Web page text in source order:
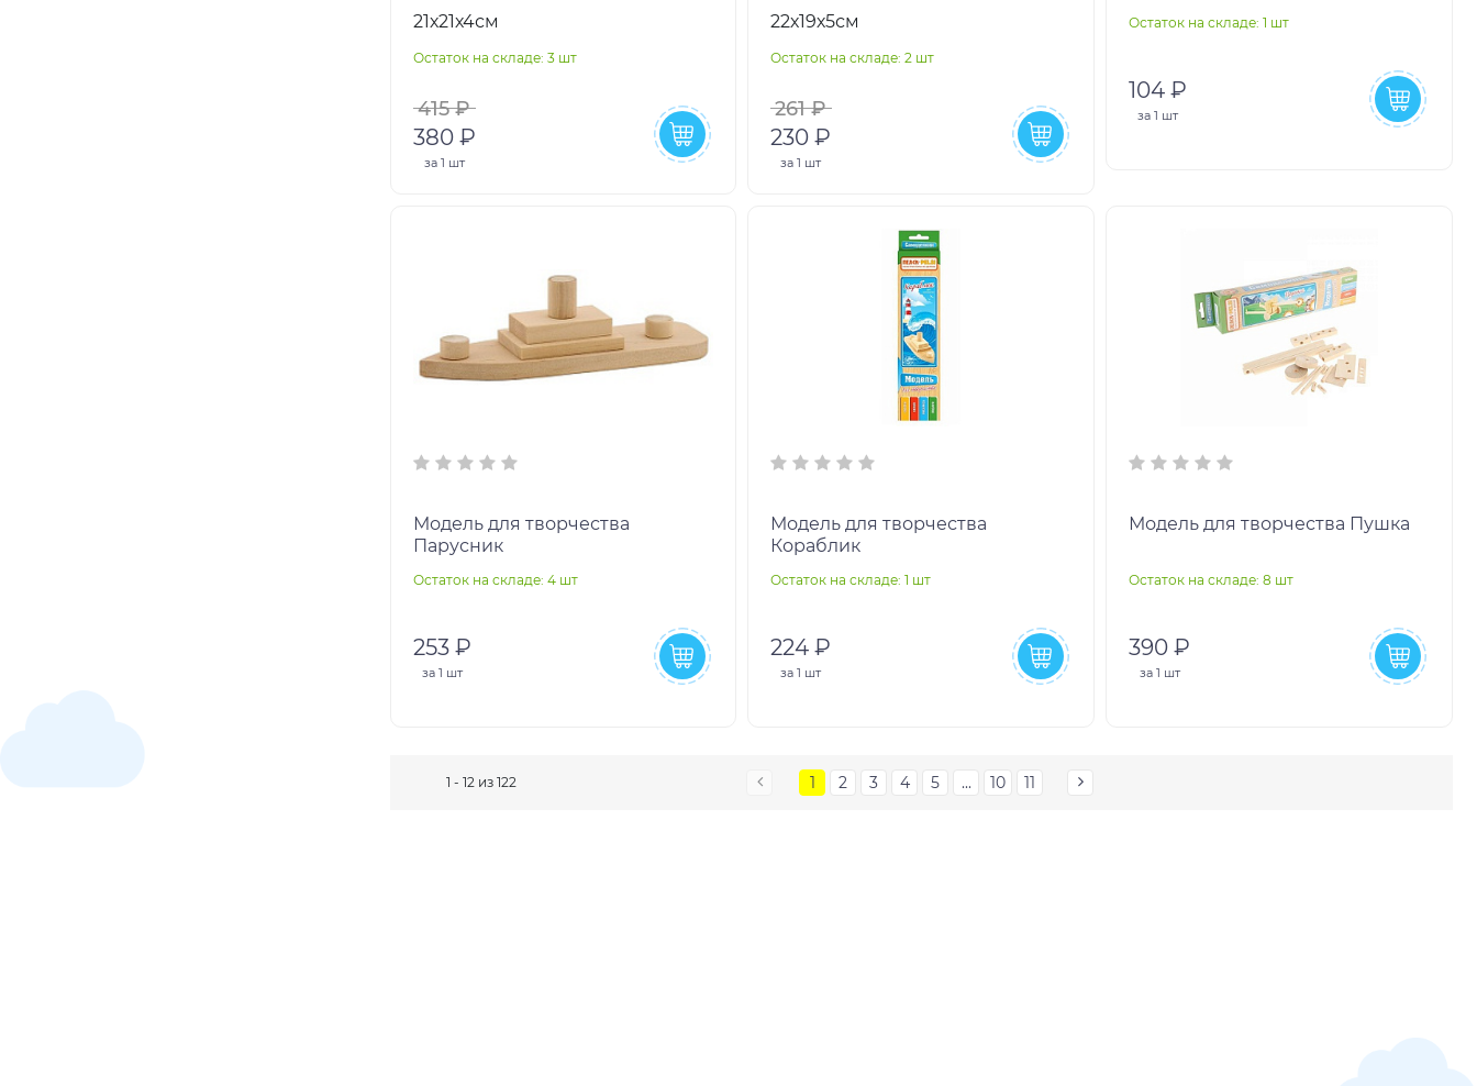
21х21х4см
Остаток на складе: 3 шт
415 ₽
380 ₽
за 1 шт
22х19х5см
Остаток на складе: 2 шт
261 ₽
230 ₽
за1 шт
Остаток на складе: 1 шт
104 ₽
за1 шт
Модель для творчества
Парусник
Остаток на складе: 4 шт
253 ₽
за 1 шт
Модель для творчества
Кораблик
Остаток на складе: 1 шт
224 ₽
за1 шт
Модель для творчества Пушка
Остаток на складе: 8 шт
390 ₽
за 1 шт
1 2 3 4 5 ... 10 11
1 - 12 из 122